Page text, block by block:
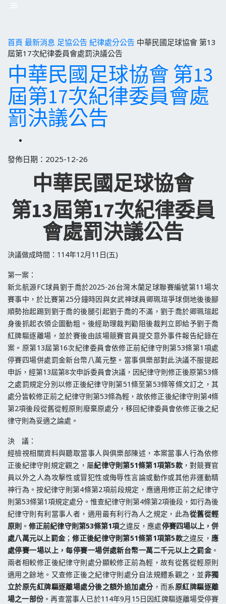
首頁 最新消息 足協公告 紀律處分公告 中華民國足球協會 第13
屆第17次紀律委員會處罰決議公告
中華民國足球協會 第13
屆第17次紀律委員會處
罰決議公告
發佈日期：2025-12-26
中華民國足球協會
第13屆第17次紀律委員
會處罰決議公告
決議做成時間：114年12月11日(五)
第一案：
新北航源FC球員劉于喬於2025-26台灣木蘭足球聯賽編號第11場次
賽事中，於比賽第25分鐘時因與女武神球員卿珮瑄爭球倒地後後腳
順勢抬起踢到劉于喬的後腿引起劉于喬的不滿，劉于喬於卿珮瑄起
身後抓起衣領企圖動粗。後經助理裁判勸阻後裁判立即給予劉于喬
紅牌驅逐離場，並於賽後由該場競賽官員提交意外事件報告紀錄在
案。原第13屆第16次紀律委員會依修正前紀律守則第53條第1項處
停賽四場併處罰金新台幣八萬元整。當事俱樂部對此決議不服提起
申訴，經第13屆第8次申訴委員會決議，因紀律守則修正後原第53條
之處罰規定分別以修正後紀律守則第51條至第53條等條文訂之，其
處分皆較修正前之紀律守則第53條為輕，故依修正後紀律守則第4條
第2項後段從舊從輕原則廢棄原處分，移回紀律委員會依修正後之紀
律守則為妥適之論處。
決 議：
經檢視相關資料與聽取當事人與俱樂部陳述，本案當事人行為依修
正後紀律守則規定觀之，屬紀律守則第51條第1項第5款，對競賽官
員以外之人為攻擊性或冒犯性或侮辱性言論或動作或其他非運動精
神行為。按紀律守則第4條第2項前段規定，應適用修正前之紀律守
則第53條第1項規定處分。惟查紀律守則第4條第2項後段，如行為後
紀律守則有利當事人者，適用最有利行為人之規定，此為從舊從輕
原則 。修正前紀律守則第53條第1項之違反，應處停賽四場以上，併
處八萬元以上罰金；修正後紀律守則第51條第1項第5款之違反，應
處停賽一場以上，每停賽一場併處新台幣一萬二千元以上之罰金。
兩者相較修正後紀律守則處分顯較修正前為輕，故有從舊從輕原則
適用之餘地。又查修正後之紀律守則處分自法規體系觀之，並非獨
立於原先紅牌驅逐離場處分後之額外追加處分 ，而系原紅牌驅逐離
場之一部份 。再查當事人已於114年9月15日因紅牌驅逐離場受停賽